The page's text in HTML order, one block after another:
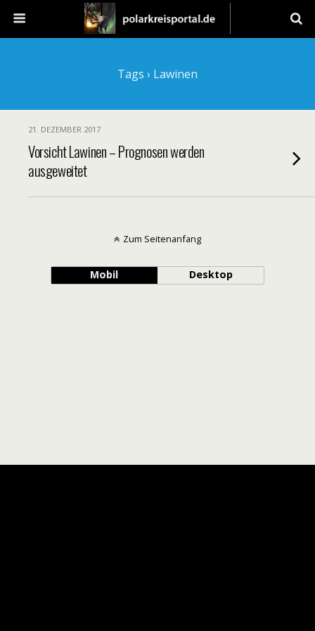
Tags › Lawinen
21. DEZEMBER 2017
Vorsicht Lawinen – Prognosen werden
ausgeweitet
Zum Seitenanfang
Mobil Desktop